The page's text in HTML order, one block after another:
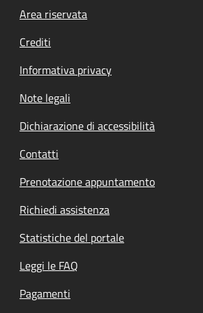
Footer menu
Area riservata
Crediti
Informativa privacy
Note legali
Dichiarazione di accessibilità
Contatti
Prenotazione appuntamento
Richiedi assistenza
Statistiche del portale
Leggi le FAQ
Pagamenti